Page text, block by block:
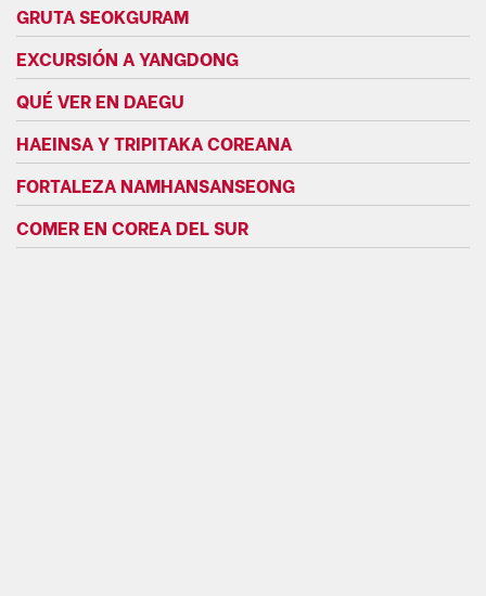
GRUTA SEOKGURAM
EXCURSIÓN A YANGDONG
QUÉ VER EN DAEGU
HAEINSA Y TRIPITAKA COREANA
FORTALEZA NAMHANSANSEONG
COMER EN COREA DEL SUR